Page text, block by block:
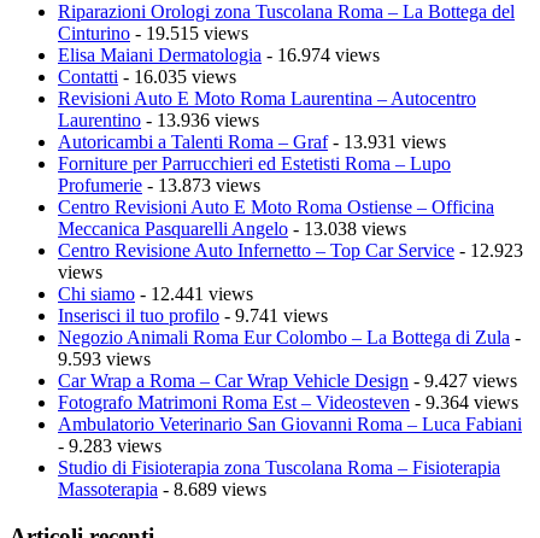
Riparazioni Orologi zona Tuscolana Roma – La Bottega del
Cinturino - 19.515 views
Elisa Maiani Dermatologia - 16.974 views
Contatti - 16.035 views
Revisioni Auto E Moto Roma Laurentina – Autocentro
Laurentino - 13.936 views
Autoricambi a Talenti Roma – Graf- 13.931 views
Forniture per Parrucchieri ed Estetisti Roma – Lupo
Profumerie - 13.873 views
Centro Revisioni Auto E Moto Roma Ostiense – Officina
Meccanica Pasquarelli Angelo - 13.038 views
Centro Revisione Auto Infernetto – Top Car Service - 12.923
views
Chi siamo - 12.441 views
Inserisci il tuo profilo - 9.741 views
Negozio Animali Roma Eur Colombo – La Bottega di Zula -
9.593 views
Car Wrap a Roma – Car Wrap Vehicle Design - 9.427 views
Fotografo Matrimoni Roma Est – Videosteven - 9.364 views
Ambulatorio Veterinario San Giovanni Roma – Luca Fabiani
- 9.283 views
Studio di Fisioterapia zona Tuscolana Roma – Fisioterapia
Massoterapia - 8.689 views